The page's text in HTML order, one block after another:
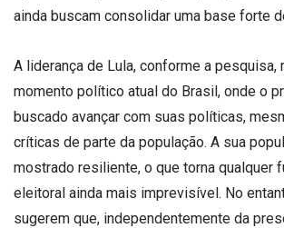
ainda buscam consolidar uma base forte
A liderança de Lula, conforme a pesquisa,
momento político atual do Brasil, onde o
buscado avançar com suas políticas,
críticas de parte da população. A sua
mostrado resiliente, o que torna qualquer
eleitoral ainda mais imprevisível. No
sugerem que, independentemente da